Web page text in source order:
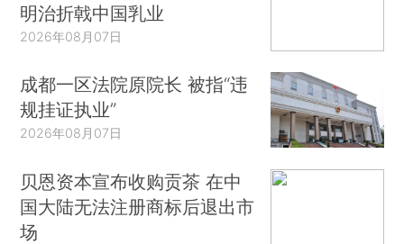
明治折戟中国乳业
2026年08月07日
成都一区法院原院长 被指“违
规挂证执业”
2026年08月07日
贝恩资本宣布收购贡茶 在中
国大陆无法注册商标后退出市
场